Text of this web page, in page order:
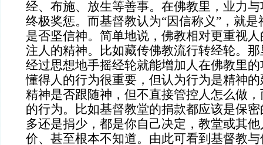
经、布施、放生等善事。在佛教里，业力
终极奖惩。而基督教认为“因信称义”，就
是否坚信神。简单地说，佛教相对更重视
注人的精神。比如藏传佛教流行转经轮。
经过思想地手摇经轮就能增加人在佛教里
懂得人的行为很重要，但认为行为是精神
精神是否跟随神，但不直接管控人怎么做
的行为。比如基督教堂的捐款都应该是保
多还是捐少，都是你自己决定，教堂或其
价、甚至根本不知道。由此可看到基督教